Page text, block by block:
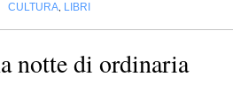
CULTURA LIBRI
notte di ordinaria